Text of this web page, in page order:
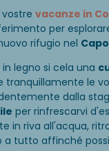
vacanze in
per
rifugio nel
legno si cela una
le
dalla
per rinfrescarvi
in riva all'acqua,
a tutto affinché